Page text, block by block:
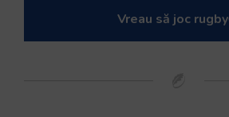
Vreau să joc rugby